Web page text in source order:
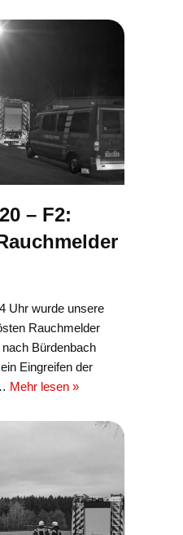
– F2:
Uhr wurde unsere
Rauchmelder
Bürdenbach
Eingreifen der
Mehr lesen »